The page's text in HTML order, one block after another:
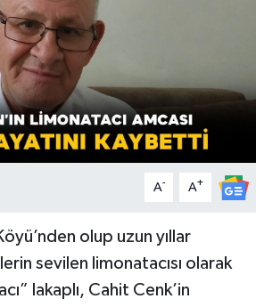
A- A+
olup uzun yıllar
sevilen limonatacısı olarak
lakaplı, Cahit Cenk’in